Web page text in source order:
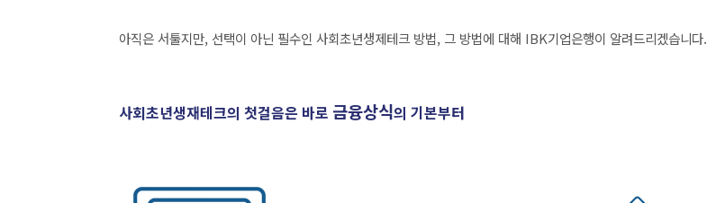
아직은 서툴지만, 선택이 아닌 필수인 사회초년생제테크 방법, 그 방법에 대해 IBK기업은행이 알려드리겠습니다.
사회초년생재테크의 첫걸음은 바로 금융상식의 기본부터